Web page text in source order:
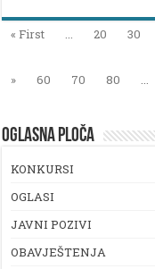
« First ... 20 30
»
60 70 80 ...
OGLASNA PLOČA
KONKURSI
OGLASI
JAVNI POZIVI
OBAVJEŠTENJA